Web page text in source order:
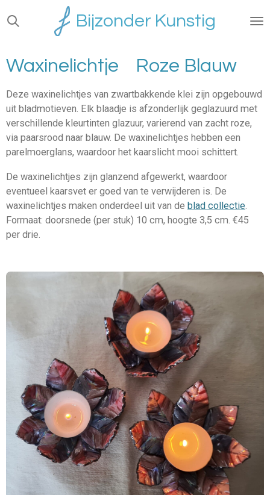
Ga
direct
hoofdinhoud
Bijzonder Kunstig
Waxinelichtje Roze Blauw
Deze waxinelichtjes van zwartbakkende klei zijn opgebouwd
uit bladmotieven. Elk blaadje is afzonderlijk geglazuurd met
verschillende kleurtinten glazuur, varierend van zacht roze,
via paarsrood naar blauw. De waxinelichtjes hebben een
parelmoerglans, waardoor het kaarslicht mooi schittert.
De waxinelichtjes zijn glanzend afgewerkt, waardoor
eventueel kaarsvet er goed van te verwijderen is. De
waxinelichtjes maken onderdeel uit van de blad collectie
Formaat: doorsnede (per stuk) 10 cm, hoogte 3,5 cm. €45
per drie.